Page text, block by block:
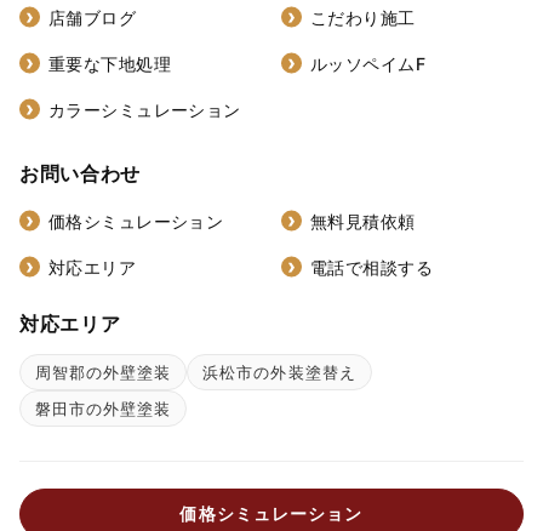
店舗ブログ こだわり施工
重要な下地処理 ルッソペイムF
カラーシミュレーション
お問い合わせ
価格シミュレーション 無料見積依頼
対応エリア 電話で相談する
対応エリア
周智郡の外壁塗装
浜松市の外装塗替え
磐田市の外壁塗装
価格シミュレーション